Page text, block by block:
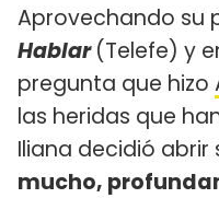
Aprovechando su
Hablar(Telefe) y
pregunta que hizo
las heridas que
Iliana decidió abrir
mucho,